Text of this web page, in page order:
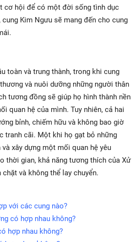
cơ hội để có một đời sống tình dục
cung Kim Ngưu sẽ mang đến cho cung
toàn và trung thành, trong khi cung
và nuôi dưỡng những người thân
tương đồng sẽ giúp họ hình thành nền
quan hệ của mình. Tuy nhiên, cả hai
bỉnh, chiếm hữu và không bao giờ
tranh cãi. Một khi họ gạt bỏ những
xây dựng một mối quan hệ yêu
thời gian, khả năng tương thích của Xử
và không thể lay chuyển.
với các cung nào?
có hợp nhau không?
hợp nhau không?